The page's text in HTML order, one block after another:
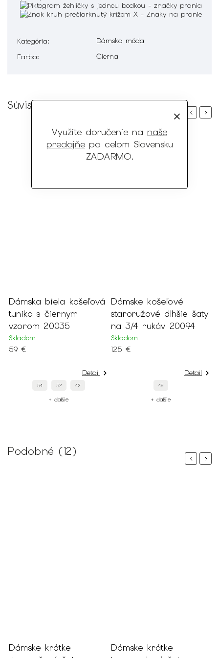
Využite doručenie na naše
predajňepo celom Slovensku
ZADARMO.
Kategória:
Dámska móda
Farba: Čierna
Súvisiaci tovar
Previous
biela košeľová
s čiernym
20035
52 42
Dámske košeľové
staroružové dlhšie šaty
na 3/4 rukáv 20094
Skladom
Next
Podobné (12)
Previous
Dámske krátke
Dámske krátke
Next